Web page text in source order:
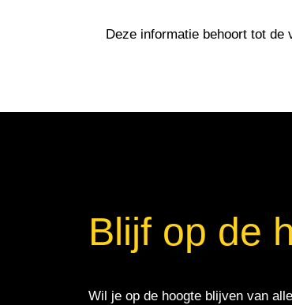
Deze informatie behoort tot de
Blijf op de
Wil je op de hoogte blijven van